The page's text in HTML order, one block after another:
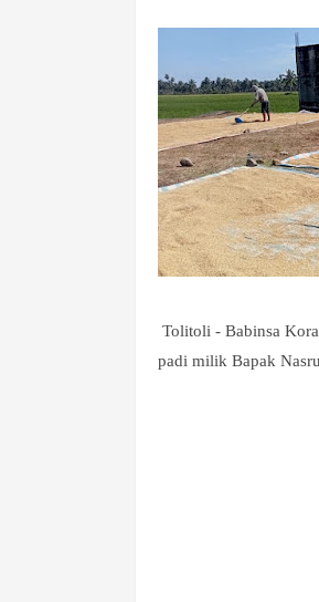
Tolitoli - Babinsa
padi milik Bapak